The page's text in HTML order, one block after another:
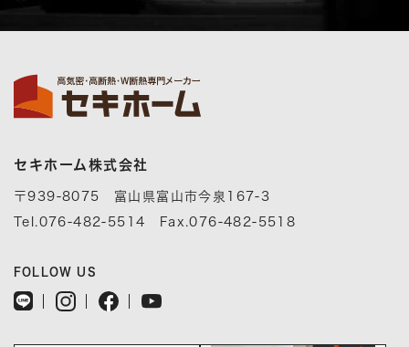
セキホーム株式会社
〒939-8075 富山県富山市今泉167-3
Tel.076-482-5514 Fax.076-482-5518
FOLLOW US